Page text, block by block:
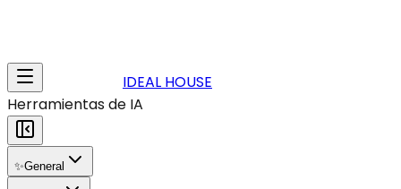
IDEAL HOUSE
Herramientas de IA
✨General